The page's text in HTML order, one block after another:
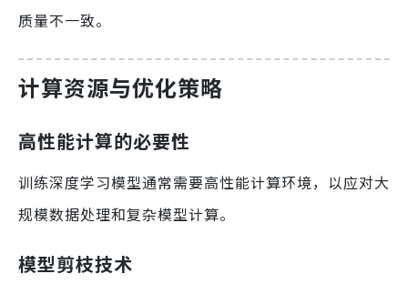
质量不一致。
计算资源与优化策略
高性能计算的必要性
训练深度学习模型通常需要高性能计算环境，以应对大
规模数据处理和复杂模型计算。
模型剪枝技术